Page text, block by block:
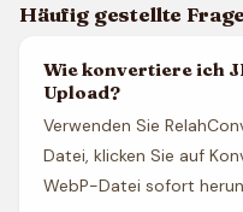
Häufig gestellte
Wie konvertiere ich
Upload?
Verwenden Sie
Datei, klicken Sie auf
WebP-Datei sofort